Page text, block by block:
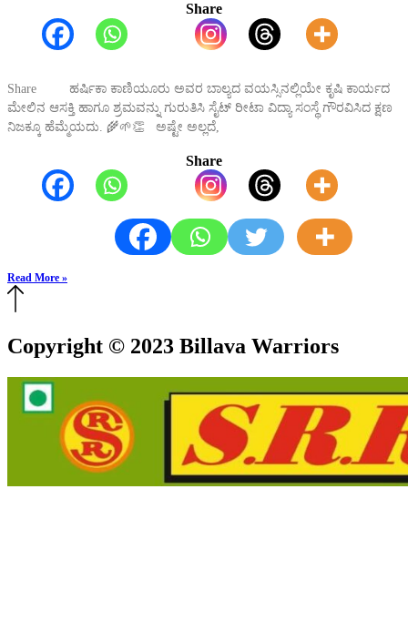
Share
Share ಹರ್ಷಿಕಾ ಕಾಣಿಯೂರು ಅವರ ಬಾಲ್ಯದ ವಯಸ್ಸಿನಲ್ಲಿಯೇ ಕೃಷಿ ಕಾರ್ಯದ
ಮೇಲಿನ ಆಸಕ್ತಿ ಹಾಗೂ ಶ್ರಮವನ್ನು ಗುರುತಿಸಿ ಸೈಟ್ ರೀಟಾ ವಿದ್ಯಾ ಸಂಸ್ಥೆ ಗೌರವಿಸಿದ ಕ್ಷಣ
ನಿಜಕ್ಕೂ ಹೆಮ್ಮೆಯದು. 🌾🌱👏 ಅಷ್ಟೇ ಅಲ್ಲದೆ,
Share
Read More »
Copyright © 2023 Billava Warriors